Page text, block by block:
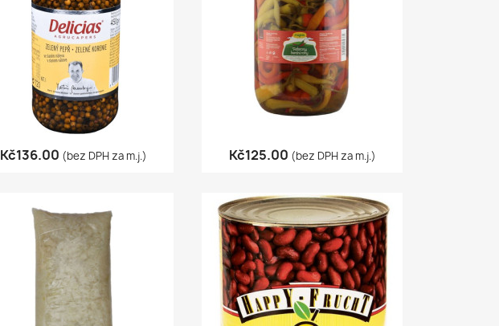
Quick view
Kč136.00 (bez DPH za m.j.) Quick view
Kč125.00 (bez DPH za m.j.)